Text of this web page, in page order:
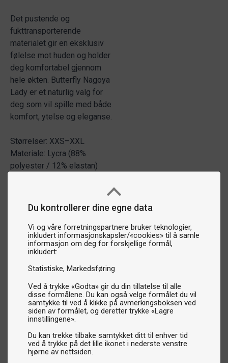
Du kontrollerer dine egne data
Vi og våre forretningspartnere bruker teknologier,
inkludert informasjonskapsler/«cookies» til å samle
informasjon om deg for forskjellige formål,
inkludert:
Statistiske Markedsføring
Ved å trykke «Godta» gir du din tillatelse til alle
disse formålene. Du kan også velge formålet du vil
samtykke til ved å klikke på avmerkingsboksen ved
siden av formålet, og deretter trykke «Lagre
innstillingene».
Du kan trekke tilbake samtykket ditt til enhver tid
ved å trykke på det lille ikonet i nederste venstre
hjørne av nettsiden.
Det pustende og
fukttransporterende
materialet gir en eksklusiv
følelse mot huden og holder
deg komfortabel gjennom
hele økten. Butterfly Nagoya
Lady er et naturlig valg for
deg som vil spille med både
komfort, ytelse og eleganse.
Størrelser: XXS–XXL
Materiale: Lycra (88%
polyester / 12% elastan)